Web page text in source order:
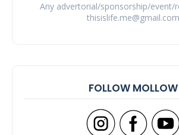
Any advertorial/sponsorship/event/
thisislife.me@gmail.com
FOLLOW MOLLOW